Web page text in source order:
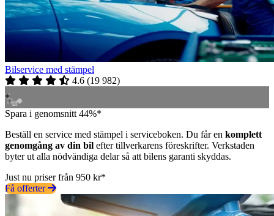
Bilservice med stämpel
4.6 (19 982)
Spara i genomsnitt 44%*
Beställ en service med stämpel i serviceboken. Du får en komplett
genomgång av din bil efter tillverkarens föreskrifter. Verkstaden
byter ut alla nödvändiga delar så att bilens garanti skyddas.
Just nu priser från 950 kr*
Få offerter